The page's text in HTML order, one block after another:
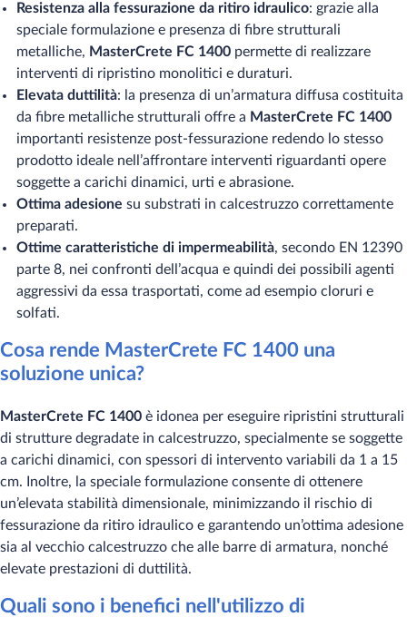
Resistenza alla fessurazione da ritiro idraulico: grazie alla
speciale formulazione e presenza di fibre strutturali
metalliche, MasterCrete FC 1400 permette di realizzare
interventi di ripristino monolitici e duraturi.
Elevata duttilità: la presenza di un’armatura diffusa costituita
da fibre metalliche strutturali offre a MasterCrete FC 1400
importanti resistenze post-fessurazione redendo lo stesso
prodotto ideale nell’affrontare interventi riguardanti opere
soggette a carichi dinamici, urti e abrasione.
Ottima adesione su substrati in calcestruzzo correttamente
preparati.
Ottime caratteristiche di impermeabilità, secondo EN 12390
parte 8, nei confronti dell’acqua e quindi dei possibili agenti
aggressivi da essa trasportati, come ad esempio cloruri e
solfati.
Cosa rende MasterCrete FC 1400​ una
soluzione unica?
MasterCrete FC 1400 è idonea per eseguire ripristini strutturali
di strutture degradate in calcestruzzo, specialmente se soggette
a carichi dinamici, con spessori di intervento variabili da 1 a 15
cm. Inoltre, la speciale formulazione consente di ottenere
un’elevata stabilità dimensionale, minimizzando il rischio di
fessurazione da ritiro idraulico e garantendo un’ottima adesione
sia al vecchio calcestruzzo che alle barre di armatura, nonché
elevate prestazioni di duttilità.
Quali sono i benefici nell'utilizzo di